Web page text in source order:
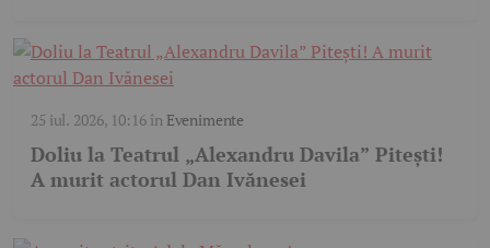
25 iul. 2026, 10:16în Evenimente
Doliu la Teatrul „Alexandru Davila” Pitești!
A murit actorul Dan Ivănesei